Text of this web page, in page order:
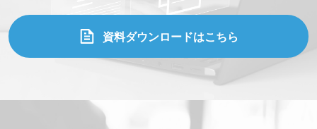
資料ダウンロードはこちら